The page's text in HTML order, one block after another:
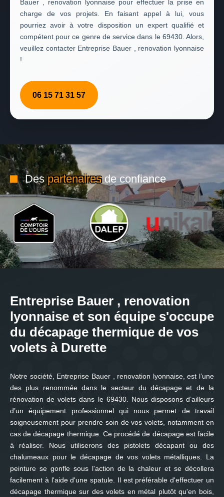
Bauer , renovation lyonnaise pour effectuer la prise en
charge de vos projets. En faisant appel à lui, vous
pourriez avoir à votre disposition un expert qualifié et
compétent pour ce genre de service dans le 69430. Alors,
veuillez contacter Entreprise Bauer , renovation lyonnaise
!
06 15 71 31 57
Despartenairesde confiance
Entreprise Bauer , renovation
lyonnaise et son équipe s'occupe
du décapage thermique de vos
volets à Durette
Notre société, Entreprise Bauer , renovation lyonnaise, est l’une
des plus renommée dans le secteur du décapage et de la
rénovation de volets dans le 69430. Nous disposons d’ailleurs
d’un équipement professionnel qui nous permet de travail
soigneusement pour prendre soin de vos volets, notamment en
cas de décapage thermique. Ce procédé de décapage est facile
à réaliser. Nous utiliserons des pistolets décapant ou des
chalumeaux pour le décapage de vos volets métalliques. La
peinture se gonfle sous l'action de la chaleur et se décollera
facilement à l'aide d'une spatule. Il est préférable d'effectuer un
décapage thermique sur des volets en métal plutôt qu'en bois,